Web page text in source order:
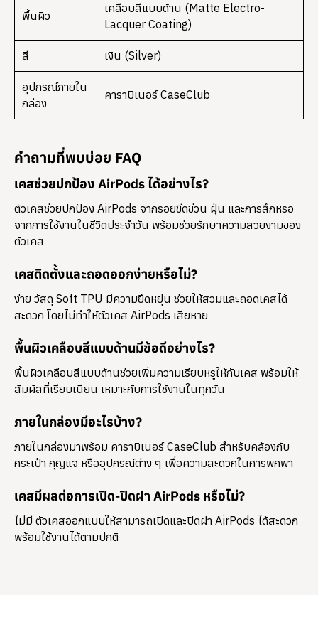
พื้นผิว
เคลือบสีแบบด้าน (Matte Electro-
Lacquer Coating)
สี เงิน (Silver)
อุปกรณ์ภายใน
กล่อง
คาราบิเนอร์ CaseClub
คำถามที่พบบ่อย FAQ
เคสช่วยปกป้อง AirPods ได้อย่างไร?
ตัวเคสช่วยปกป้อง AirPods จากรอยขีดข่วน ฝุ่น และการสึกหรอ
จากการใช้งานในชีวิตประจำวัน พร้อมช่วยรักษาความสวยงามของ
ตัวเคส
เคสติดตั้งและถอดออกง่ายหรือไม่?
ง่าย วัสดุ Soft TPU มีความยืดหยุ่น ช่วยให้สวมและถอดเคสได้
สะดวก โดยไม่ทำให้ตัวเคส AirPods เสียหาย
พื้นผิวเคลือบสีแบบด้านมีข้อดีอย่างไร?
พื้นผิวเคลือบสีแบบด้านช่วยเพิ่มความเรียบหรูให้กับเคส พร้อมให้
สัมผัสที่เรียบเนียน เหมาะกับการใช้งานในทุกวัน
ภายในกล่องมีอะไรบ้าง?
ภายในกล่องมาพร้อม คาราบิเนอร์ CaseClub สำหรับคล้องกับ
กระเป๋า กุญแจ หรืออุปกรณ์ต่าง ๆ เพื่อความสะดวกในการพกพา
เคสมีผลต่อการเปิด-ปิดฝา AirPods หรือไม่?
ไม่มี ตัวเคสออกแบบให้สามารถเปิดและปิดฝา AirPods ได้สะดวก
พร้อมใช้งานได้ตามปกติ